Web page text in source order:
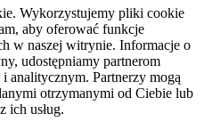
Wykorzystujemy pliki cookie
aby oferować funkcje
w naszej witrynie. Informacje o
udostępniamy partnerom
analitycznym. Partnerzy mogą
otrzymanymi od Ciebie lub
ich usług.